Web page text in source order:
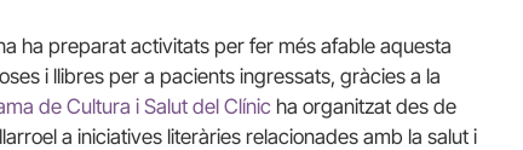
ha preparat activitats per fer més afable aquesta
i llibres per a pacients ingressats, gràcies a la
de Cultura i Salut del Clínic ha organitzat des de
a iniciatives literàries relacionades amb la salut i